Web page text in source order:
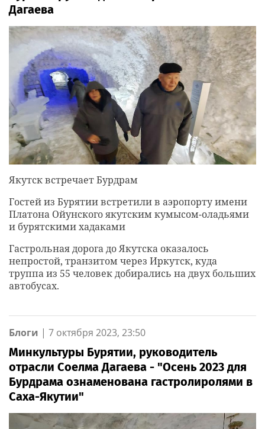
Дагаева
Якутск встречает Бурдрам
Гостей из Бурятии встретили в аэропорту имени
Платона Ойунского якутским кумысом-оладьями
и бурятскими хадаками
Гастрольная дорога до Якутска оказалось
непростой, транзитом через Иркутск, куда
труппа из 55 человек добирались на двух больших
автобусах.
Блоги | 7 октября 2023, 23:50
Минкультуры Бурятии, руководитель
отрасли Соелма Дагаева - "Осень 2023 для
Бурдрама ознаменована гастролиролями в
Саха-Якутии"